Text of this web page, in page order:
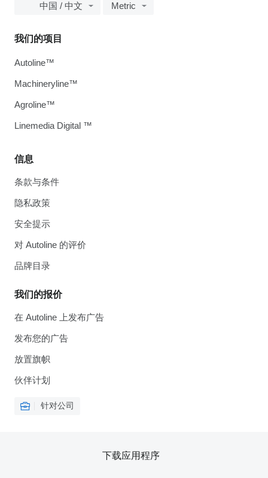
中国 / 中文 Metric
信息
条款与条件
隐私政策
安全提示
对 Autoline 的评价
品牌目录
我们的报价
在 Autoline 上发布广告
发布您的广告
放置旗帜
伙伴计划
针对公司
我们的项目
Autoline™
Machineryline™
Agroline™
Linemedia Digital ™
下载应用程序